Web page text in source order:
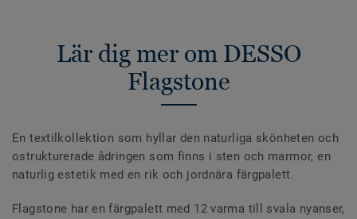
Lär dig mer om DESSO
Flagstone
En textilkollektion som hyllar den naturliga skönheten och
ostrukturerade ådringen som finns i sten och marmor, en
naturlig estetik med en rik och jordnära färgpalett.
Flagstone har en färgpalett med 12 varma till svala nyanser,